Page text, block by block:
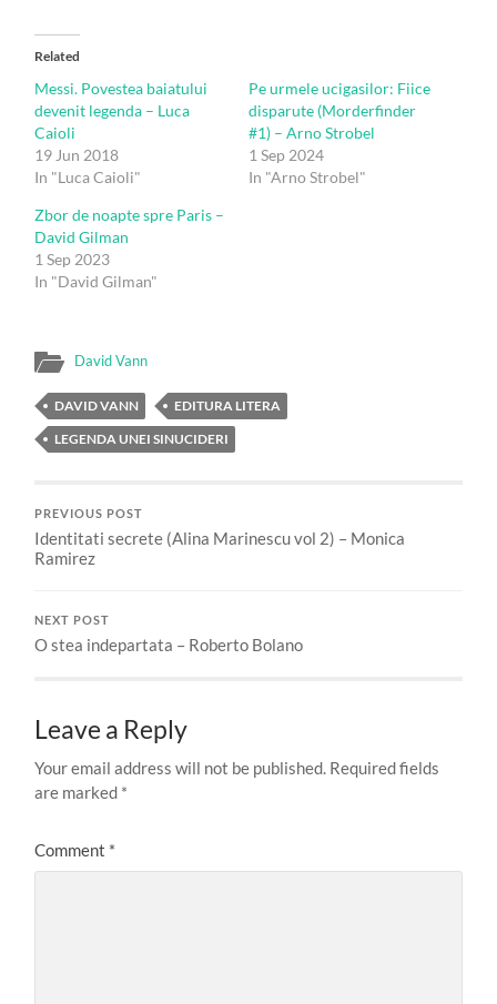
Related
Messi. Povestea baiatului
devenit legenda – Luca
Caioli
19 Jun 2018
In "Luca Caioli"
Pe urmele ucigasilor: Fiice
disparute (Morderfinder
#1) – Arno Strobel
1 Sep 2024
In "Arno Strobel"
Zbor de noapte spre Paris –
David Gilman
1 Sep 2023
In "David Gilman"
David Vann
DAVID VANN
EDITURA LITERA
LEGENDA UNEI SINUCIDERI
PREVIOUS POST
Identitati secrete (Alina Marinescu vol 2) – Monica
Ramirez
NEXT POST
O stea indepartata – Roberto Bolano
Leave a Reply
Your email address will not be published. Required fields
are marked *
Comment *